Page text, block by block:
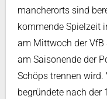
mancherorts sind
kommende Spielzeit
am Mittwoch der VfB
am Saisonende der
Schöps trennen
begründete nach der